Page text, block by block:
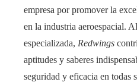
empresa por promover la
en la industria aeroespacial.
especializada, Redwings
aptitudes y saberes
seguridad y eficacia en todas